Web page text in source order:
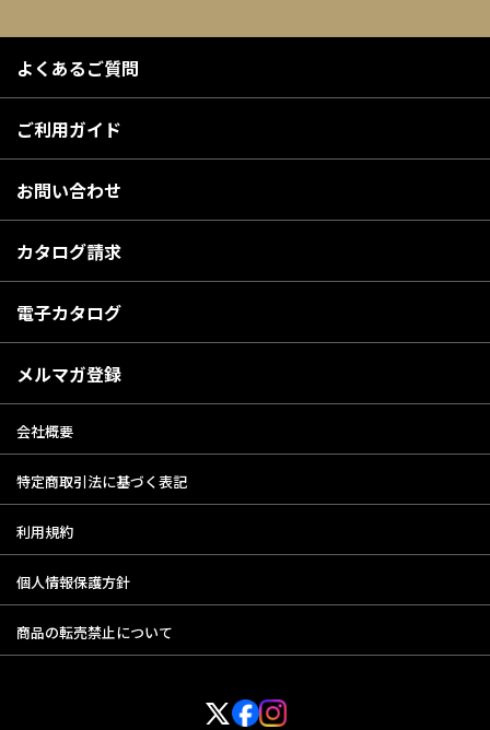
よくあるご質問
ご利用ガイド
お問い合わせ
カタログ請求
電子カタログ
メルマガ登録
会社概要
特定商取引法に基づく表記
利用規約
個人情報保護方針
商品の転売禁止について